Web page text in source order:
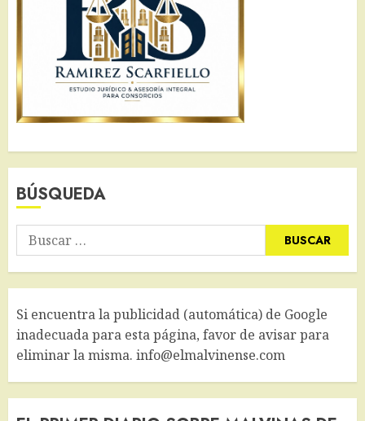
BÚSQUEDA
Buscar:
Si encuentra la publicidad (automática) de Google
inadecuada para esta página, favor de avisar para
eliminar la misma. info@elmalvinense.com